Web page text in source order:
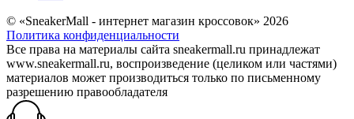
© «SneakerMall - интернет магазин кроссовок» 2026
Политика конфиденциальности
Все права на материалы сайта sneakermall.ru принадлежат
www.sneakermall.ru, воспроизведение (целиком или частями)
материалов может производиться только по письменному
разрешению правообладателя